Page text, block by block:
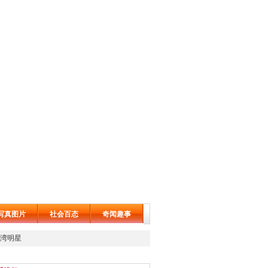
真图片 社会百态 奇闻趣事
明星